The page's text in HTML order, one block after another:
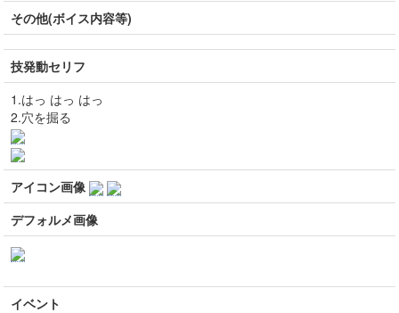
その他(ボイス内容等)
技発動セリフ
1.はっ はっ はっ
2.穴を掘る
アイコン画像
デフォルメ画像
イベント